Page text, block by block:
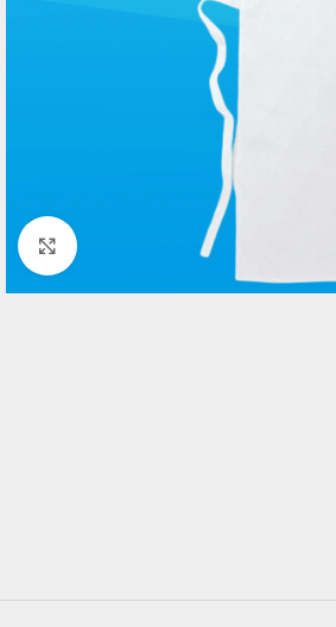
Click to enlarge